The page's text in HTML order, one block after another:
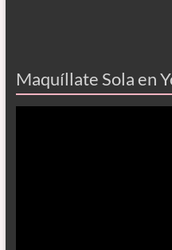
Maquíllate Sola en